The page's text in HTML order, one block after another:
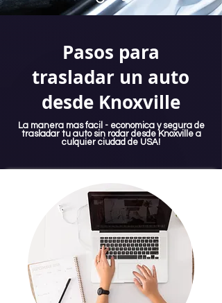
Pasos para
trasladar un auto
desde Knoxville
La manera mas facil - economica y segura de
trasladar tu auto sin rodar desde Knoxville a
culquier ciudad de USA!